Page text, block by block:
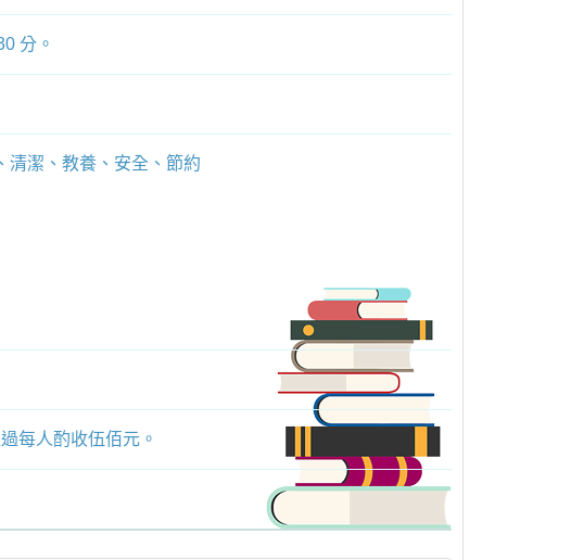
分。
清潔、教養、安全、節約
每人酌收伍佰元。